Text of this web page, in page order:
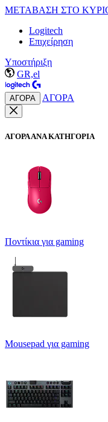
ΜΕΤΑΒΑΣΗ ΣΤΟ
Logitech
Επιχείρηση
Υποστήριξη
GR,el
ΑΓΟΡΑ ΑΓΟΡΑ
ΑΓΟΡΑ ΑΝΑ ΚΑΤΗΓΟΡΙΑ
Ποντίκια για gaming
Mousepad για gaming